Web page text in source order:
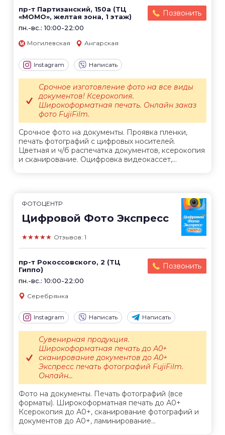
пр-т Партизанский, 150а (ТЦ
«МОМО», желтая зона, 1 этаж)
пн.-вс.: 10:00-22:00
Позвонить
Могилевская Ангарская
Instagram Написать
Срочное фото на документы. Проявка пленки,
печать фотографий с цифровых носителей.
Цветная и ч/б распечатка документов, ксерокопия
и сканирование. Оцифровка видеокассет,...
Срочное изготовление фото на все виды
документов! Ксерокопия.
Широкоформатная печать. Онлайн заказ
фото FujiFilm.
ФОТОЦЕНТР
Цифровой Фото Экспресс
★★★★★ Отзывов: 1
пр-т Рокоссовского, 2 (ТЦ
Гиппо)
пн.-вс.: 10:00-22:00
Позвонить
Серебрянка
Instagram Написать Написать
Фото на документы. Печать фотографий (все
форматы). Широкоформатная печать до А0+
Ксерокопия до А0+, сканирование фотографий и
документов до А0+, ламинирование...
Сувенирная продукция.
Широкоформатная печать до А0+
сканирование документов до А0+
Экспресс печать фотографий FujiFilm.
Онлайн...